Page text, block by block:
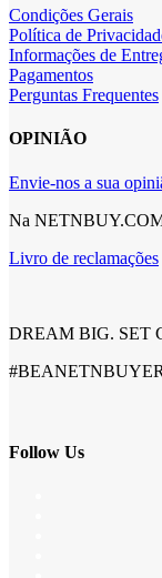
Condições Gerais
Política de
Informações de
Pagamentos
Perguntas Frequentes
OPINIÃO
Envie-nos a sua
Na
Livro de reclamações
DREAM BIG. SET
#BEANETNBUYER
Follow Us